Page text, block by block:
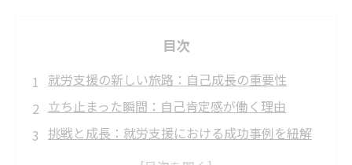
目次
就労支援の新しい旅路：自己成長の重要性
立ち止まった瞬間：自己肯定感が働く理由
挑戦と成長：就労支援における成功事例を紐解